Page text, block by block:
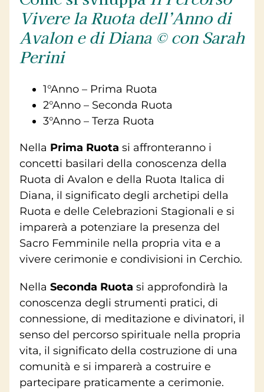
Vivere la Ruota dell’Anno di
Avalon e di Diana ©con Sarah
Perini
1°Anno – Prima Ruota
2°Anno – Seconda Ruota
3°Anno – Terza Ruota
Nella Prima Ruota si affronteranno i
concetti basilari della conoscenza della
Ruota di Avalon e della Ruota Italica di
Diana, il significato degli archetipi della
Ruota e delle Celebrazioni Stagionali e si
imparerà a potenziare la presenza del
Sacro Femminile nella propria vita e a
vivere cerimonie e condivisioni in Cerchio.
Nella Seconda Ruota si approfondirà la
conoscenza degli strumenti pratici, di
connessione, di meditazione e divinatori, il
senso del percorso spirituale nella propria
vita, il significato della costruzione di una
comunità e si imparerà a costruire e
partecipare praticamente a cerimonie.